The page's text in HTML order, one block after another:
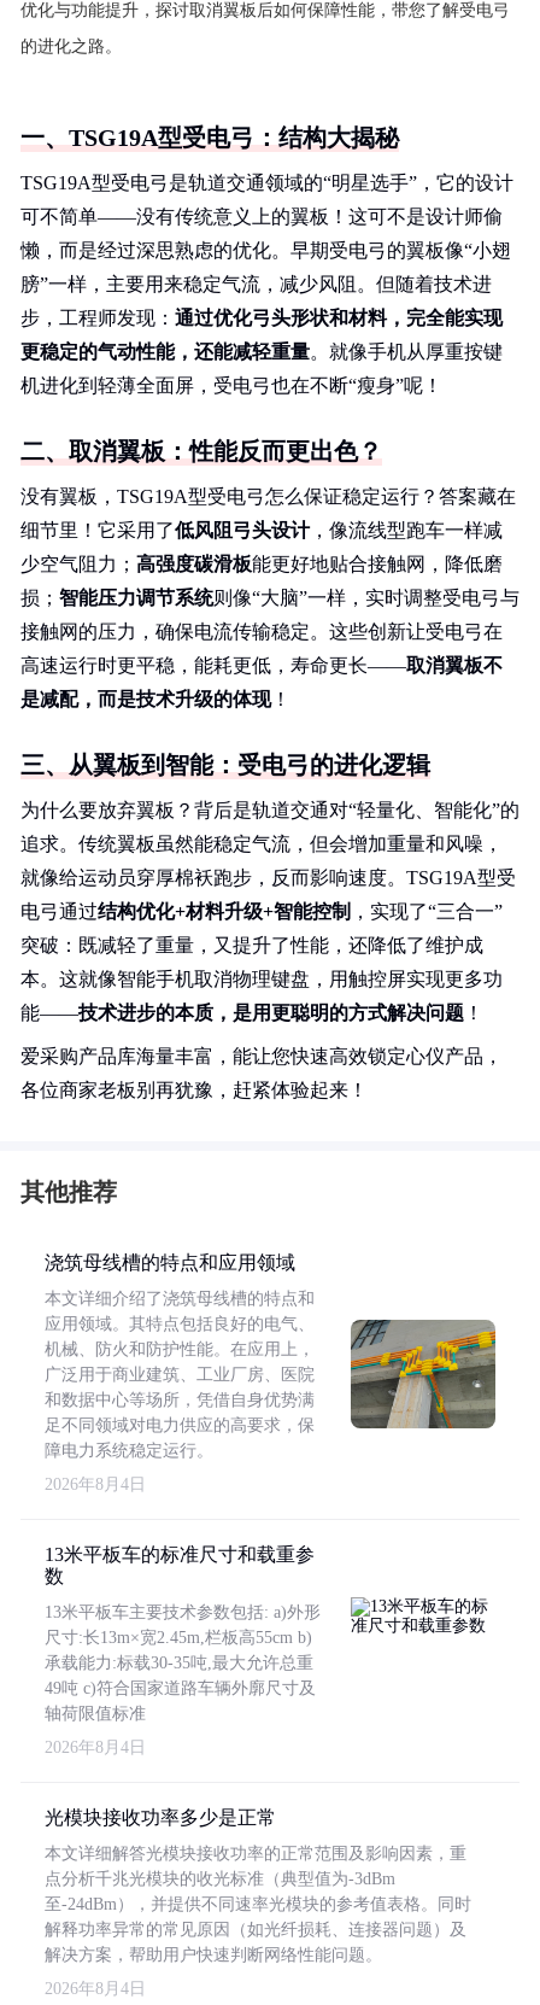
优化与功能提升，探讨取消翼板后如何保障性能，带您了解受电弓
的进化之路。
一、TSG19A型受电弓：结构大揭秘
TSG19A型受电弓是轨道交通领域的“明星选手”，它的设计
可不简单——没有传统意义上的翼板！这可不是设计师偷
懒，而是经过深思熟虑的优化。早期受电弓的翼板像“小翅
膀”一样，主要用来稳定气流，减少风阻。但随着技术进
步，工程师发现： 通过优化弓头形状和材料，完全能实现
更稳定的气动性能，还能减轻重量。就像手机从厚重按键
机进化到轻薄全面屏，受电弓也在不断“瘦身”呢！
二、取消翼板：性能反而更出色？
没有翼板，TSG19A型受电弓怎么保证稳定运行？答案藏在
细节里！它采用了低风阻弓头设计，像流线型跑车一样减
少空气阻力； 高强度碳滑板能更好地贴合接触网，降低磨
损； 智能压力调节系统则像“大脑”一样，实时调整受电弓与
接触网的压力，确保电流传输稳定。这些创新让受电弓在
高速运行时更平稳，能耗更低，寿命更长——取消翼板不
是减配，而是技术升级的体现！
三、从翼板到智能：受电弓的进化逻辑
为什么要放弃翼板？背后是轨道交通对“轻量化、智能化”的
追求。传统翼板虽然能稳定气流，但会增加重量和风噪，
就像给运动员穿厚棉袄跑步，反而影响速度。TSG19A型受
电弓通过结构优化+材料升级+智能控制 ，实现了“三合一”
突破：既减轻了重量，又提升了性能，还降低了维护成
本。这就像智能手机取消物理键盘，用触控屏实现更多功
能——技术进步的本质，是用更聪明的方式解决问题 ！
爱采购产品库海量丰富，能让您快速高效锁定心仪产品，
各位商家老板别再犹豫，赶紧体验起来！
其他推荐
浇筑母线槽的特点和应用领域
本文详细介绍了浇筑母线槽的特点和
应用领域。其特点包括良好的电气、
机械、防火和防护性能。在应用上，
广泛用于商业建筑、工业厂房、医院
和数据中心等场所，凭借自身优势满
足不同领域对电力供应的高要求，保
障电力系统稳定运行。
2026年8月4日
13米平板车的标准尺寸和载重参
数
13米平板车主要技术参数包括: a)外形
尺寸:长13m×宽2.45m,栏板高55cm b)
承载能力:标载30-35吨,最大允许总重
49吨 c)符合国家道路车辆外廓尺寸及
轴荷限值标准
2026年8月4日
光模块接收功率多少是正常
本文详细解答光模块接收功率的正常范围及影响因素，重
点分析千兆光模块的收光标准（典型值为-3dBm
至-24dBm），并提供不同速率光模块的参考值表格。同时
解释功率异常的常见原因（如光纤损耗、连接器问题）及
解决方案，帮助用户快速判断网络性能问题。
2026年8月4日